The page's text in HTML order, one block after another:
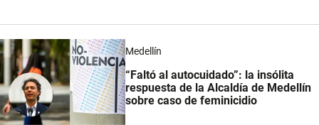
Medellín
“Faltó al autocuidado”: la insólita
respuesta de la Alcaldía de Medellín
sobre caso de feminicidio